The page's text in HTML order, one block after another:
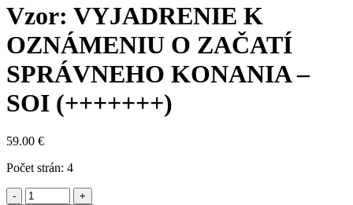
Vzor: VYJADRENIE K
OZNÁMENIU O ZAČATÍ
SPRÁVNEHO KONANIA –
SOI (+++++++)
59.00 €
Počet strán: 4